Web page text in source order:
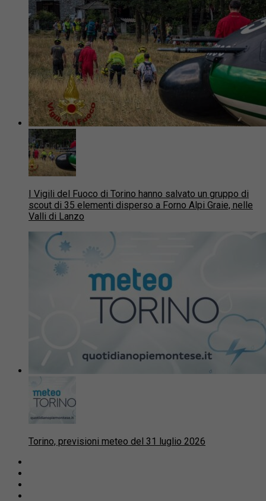
I Vigili del Fuoco di Torino hanno salvato un gruppo di
scout di 35 elementi disperso a Forno Alpi Graie, nelle
Valli di Lanzo
Torino, previsioni meteo del 31 luglio 2026